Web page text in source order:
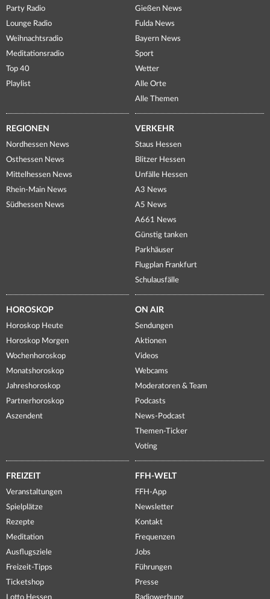
Party Radio
Lounge Radio
Weihnachtsradio
Meditationsradio
Top 40
Playlist
Gießen News
Fulda News
Bayern News
Sport
Wetter
Alle Orte
Alle Themen
REGIONEN
Nordhessen News
Osthessen News
Mittelhessen News
Rhein-Main News
Südhessen News
VERKEHR
Staus Hessen
Blitzer Hessen
Unfälle Hessen
A3 News
A5 News
A661 News
Günstig tanken
Parkhäuser
Flugplan Frankfurt
Schulausfälle
HOROSKOP
Horoskop Heute
Horoskop Morgen
Wochenhoroskop
Monatshoroskop
Jahreshoroskop
Partnerhoroskop
Aszendent
ON AIR
Sendungen
Aktionen
Videos
Webcams
Moderatoren & Team
Podcasts
News-Podcast
Themen-Ticker
Voting
FREIZEIT
Veranstaltungen
Spielplätze
Rezepte
Meditation
Ausflugsziele
Freizeit-Tipps
Ticketshop
Lotto Hessen
FFH-WELT
FFH-App
Newsletter
Kontakt
Frequenzen
Jobs
Führungen
Presse
Radiowerbung